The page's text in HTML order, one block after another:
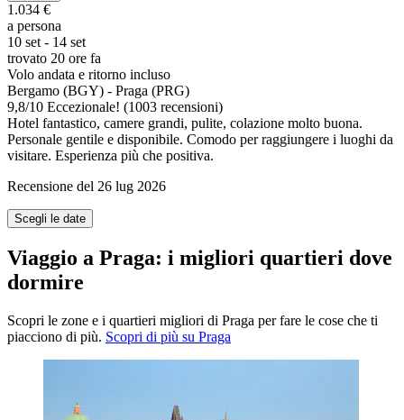
1.034 €
a persona
10 set - 14 set
trovato 20 ore fa
Volo andata e ritorno incluso
Bergamo (BGY) - Praga (PRG)
9,8/10 Eccezionale! (1003 recensioni)
Hotel fantastico, camere grandi, pulite, colazione molto buona.
Personale gentile e disponibile. Comodo per raggiungere i luoghi da
visitare. Esperienza più che positiva.
Recensione del 26 lug 2026
Scegli le date
Viaggio a Praga: i migliori quartieri dove
dormire
Scopri le zone e i quartieri migliori di Praga per fare le cose che ti
piacciono di più. Scopri di più su Praga